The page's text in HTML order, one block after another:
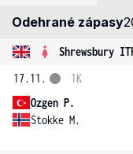
Odehrané zápasy
Shrewsbury
17.11.
Ozgen P.
Stokke M.
1K